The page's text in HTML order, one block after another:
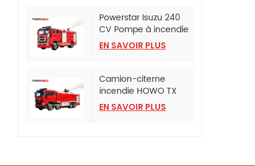
Powerstar Isuzu 240
CV Pompe à incendie
d'urgence
EN SAVOIR PLUS
Camion-citerne
incendie HOWO TX
avec pompe incendie
CB10/120
EN SAVOIR PLUS